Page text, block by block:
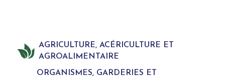
AGRICULTURE, ACÉRICULTURE ET
AGROALIMENTAIRE
ORGANISMES, GARDERIES ET